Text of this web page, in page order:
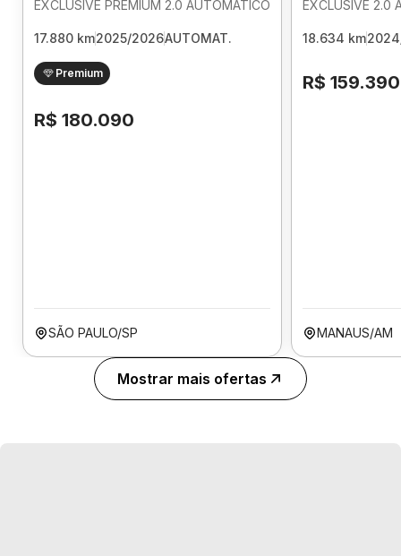
EXCLUSIVE PREMIUM 2.0 AUTOMATICO
17.880 km2025/2026AUTOMAT.
Premium
R$ 180.090
SÃO PAULO/SP
EXCLUSIVE 2.0
18.634 km
R$ 159.390
MANAUS/AM
Mostrar mais ofertas